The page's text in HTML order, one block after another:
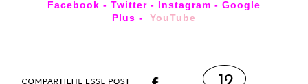
Facebook - Twitter - Instagram - Google
Plus - YouTube